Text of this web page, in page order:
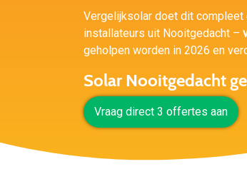
Vergelijksolar doet dit compleet
installateurs uit Nooitgedacht –
geholpen worden in 2026 en
Solar Nooitgedacht
Vraag direct 3 offertes aan